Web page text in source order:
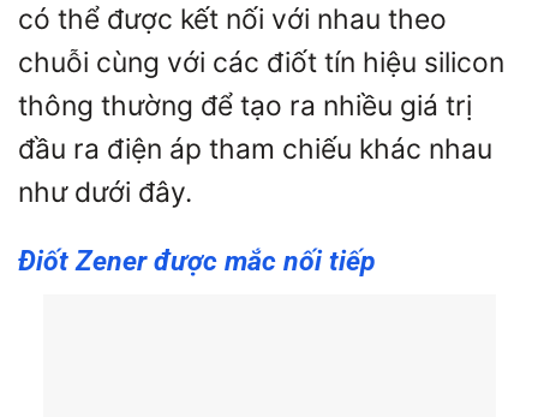
có thể được kết nối với nhau theo
chuỗi cùng với các điốt tín hiệu silicon
thông thường để tạo ra nhiều giá trị
đầu ra điện áp tham chiếu khác nhau
như dưới đây.
Điốt Zener được mắc nối tiếp